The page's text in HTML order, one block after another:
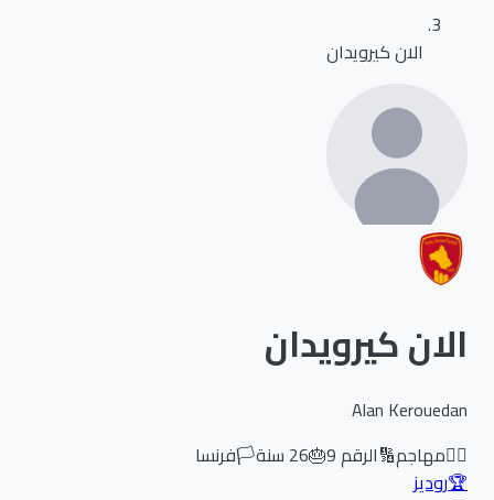
الان كيرويدان
الان كيرويدان
Alan Kerouedan
مهاجم🔢الرقم9
🎂
26سنة🏳️فرنسا
روديز